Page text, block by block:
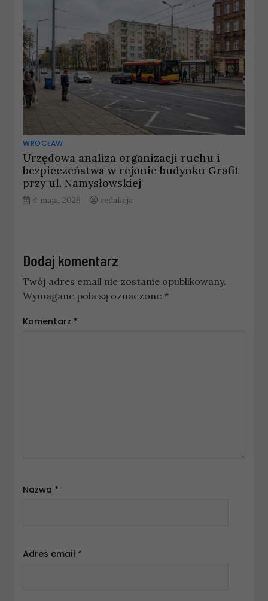
WROCŁAW
Urzędowa analiza organizacji ruchu i
bezpieczeństwa w rejonie budynku Grafit
przy ul. Namysłowskiej
4 maja, 2026 redakcja
Dodaj komentarz
Twój adres email nie zostanie opublikowany.
Wymagane pola są oznaczone *
Komentarz *
Nazwa *
Adres email *